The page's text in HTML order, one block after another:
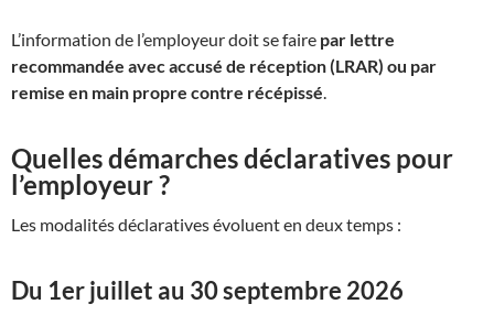
L’information de l’employeur doit se faire par lettre
recommandée avec accusé de réception (LRAR) ou par
remise en main propre contre récépissé.
Quelles démarches déclaratives pour
l’employeur ?
Les modalités déclaratives évoluent en deux temps :
Du 1er juillet au 30 septembre 2026